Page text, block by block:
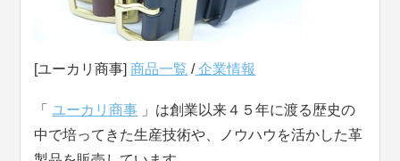
[ユーカリ商事]商品一覧 /企業情報
「 ユーカリ商事 」は創業以来４５年に渡る歴史の
中で培ってきた生産技術や、ノウハウを活かした革